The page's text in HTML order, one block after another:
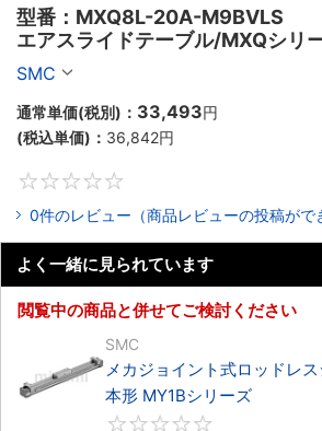
型番：MXQ8L-20A-M9BVLS
エアスライドテーブル/MXQシリ
SMC
通常単価(税別)： 33,493円
(税込単価)： 36,842円
0件のレビュー（商品レビューの投稿がで
よく一緒に見られています
閲覧中の商品と併せてご検討ください
SMC
メカジョイント式ロッドレ
本形 MY1Bシリーズ